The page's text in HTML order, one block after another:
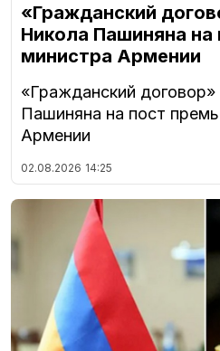
«Гражданский
Никола Пашиняна
министра Армении
«Гражданский
Пашиняна на пост
Армении
02.08.2026 14:25